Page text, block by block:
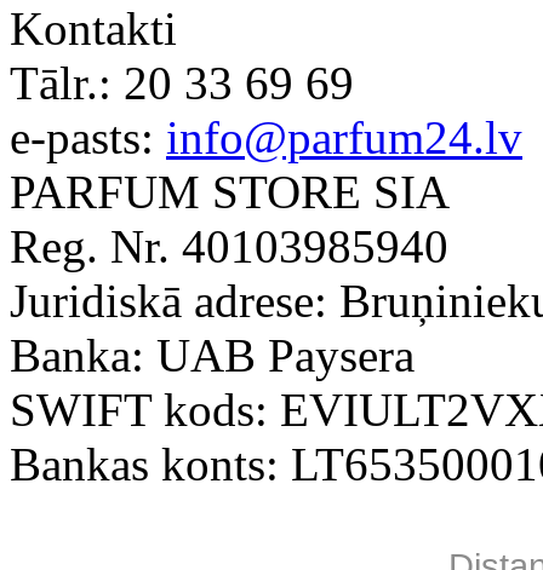
Kontakti
Tālr.: 20 33 69 69
e-pasts: info@parfum24.lv
PARFUM STORE SIA
Reg. Nr. 40103985940
Juridiskā adrese:
Banka: UAB Paysera
SWIFT kods:
Bankas konts: